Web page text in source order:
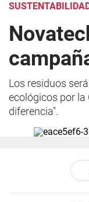
Los residuos
ecológicos por la
diferencia".